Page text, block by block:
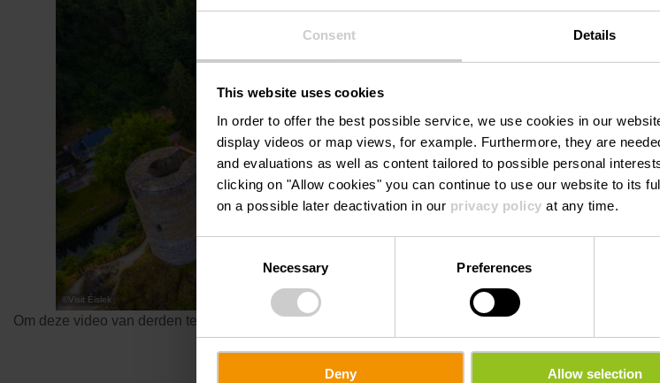
Consent Details
This website uses cookies
In order to offer the best possible service, we use cookies in our
display videos or map views, for example. Furthermore, they are
and evaluations as well as content tailored to possible personal
clicking on "Allow cookies" you can continue to use our website to its
on a possible later deactivation in our privacy policy at any time.
Necessary Preferences
Deny Allow selection
©Visit Éislek
Om deze video van derden te bekijken, moet je de cookies accepteren.